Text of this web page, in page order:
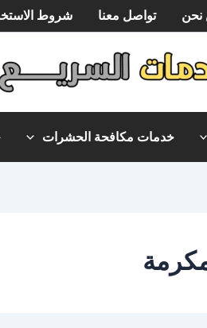
نحن تواصل معنا شروط
خدمات مكافحة الحشرات